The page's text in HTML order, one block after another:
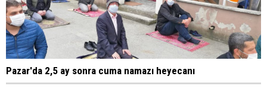
Pazar'da 2,5 ay sonra cuma namazı heyecanı